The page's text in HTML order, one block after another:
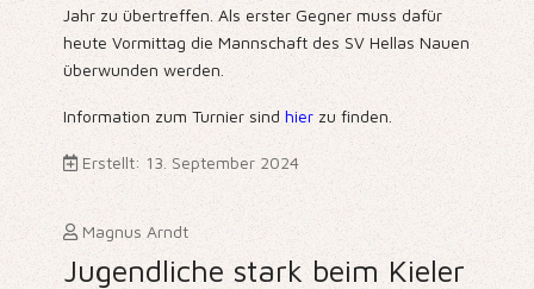
Jahr zu übertreffen. Als erster Gegner muss dafür
heute Vormittag die Mannschaft des SV Hellas Nauen
überwunden werden.
Information zum Turnier sind hierzu finden.
Erstellt: 13. September 2024
Magnus Arndt
Jugendliche stark beim Kieler